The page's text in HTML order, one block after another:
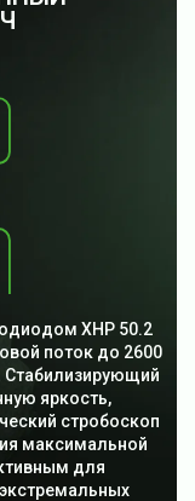
XHP 50.2
поток до 2600
Стабилизирующий
яркость,
стробоскоп
максимальной
для